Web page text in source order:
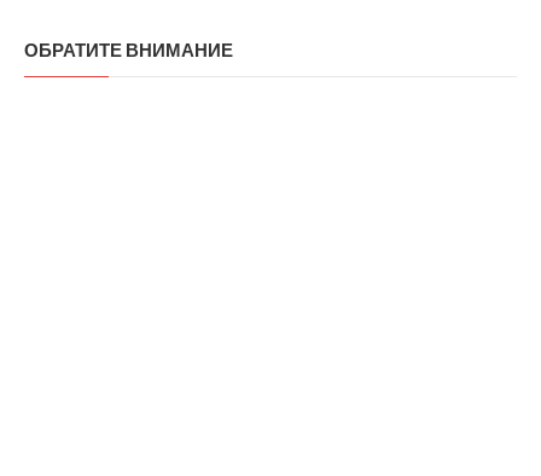
ОБРАТИТЕ ВНИМАНИЕ